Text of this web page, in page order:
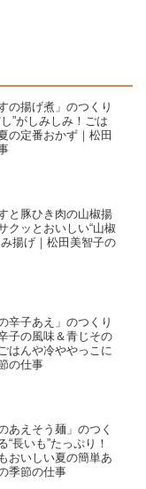
の揚げ煮」のつくり
”がしみしみ！ごは
の定番おかず｜松田
と豚ひき肉の山椒揚
クッとおいしい“山椒
揚げ｜松田美智子の
辛子あえ」のつくり
子の風味＆青じその
はんや冷ややっこに
の仕事
あえそう麺」のつく
“長いも”たっぷり！
おいしい夏の簡単あ
季節の仕事